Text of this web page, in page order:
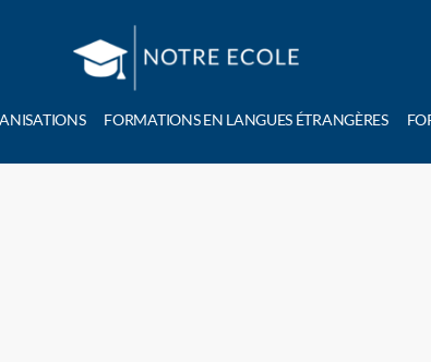
FORMATIONS EN LANGUES ÉTRANGÈRES